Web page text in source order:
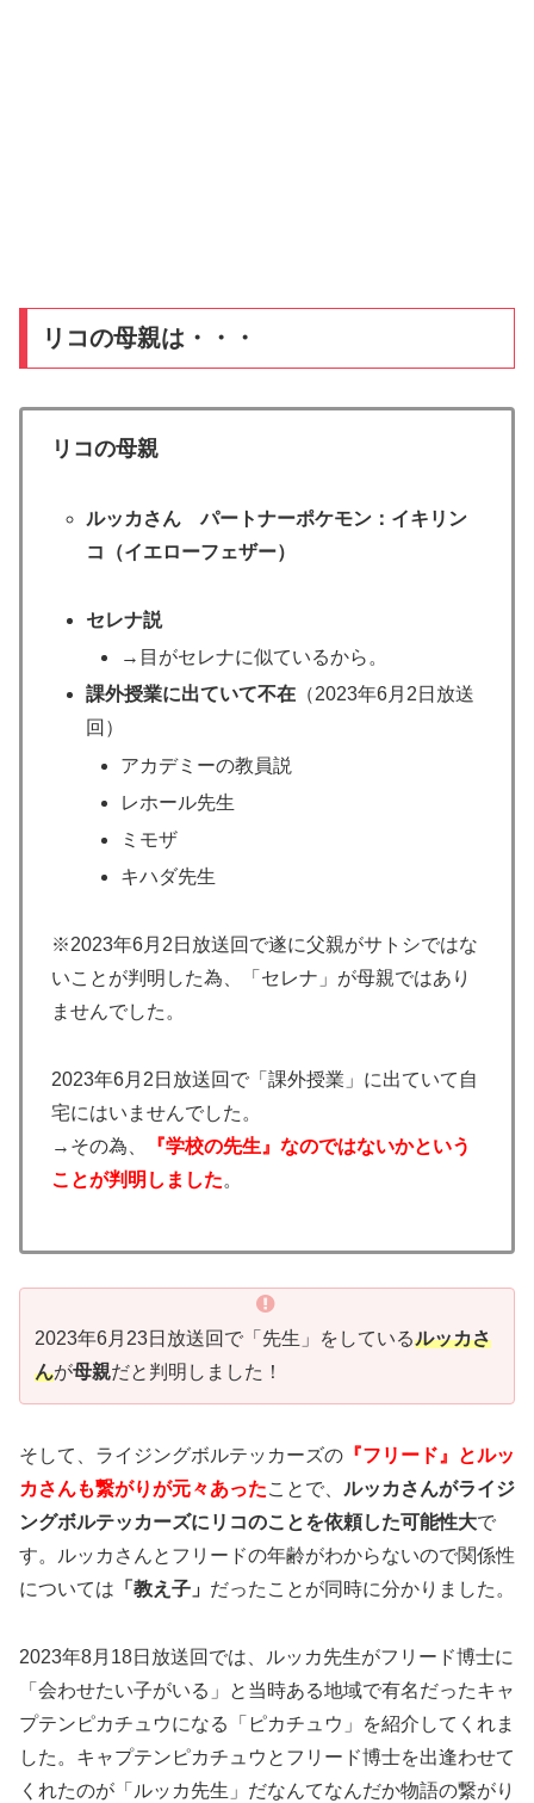
リコの母親は・・・
リコの母親
ルッカ さん パートナーポケモン：イキリン
コ（イエローフェザー）
セレナ説
→目がセレナに似ているから。
課外授業に出ていて不在 （2023年6月2日放送
回）
アカデミーの教員説
レホール先生
ミモザ
キハダ先生
※2023年6月2日放送回で遂に父親がサトシではな
いことが判明した為、「セレナ」が母親ではあり
ませんでした。
2023年6月2日放送回で「課外授業」に出ていて自
宅にはいませんでした。
→その為、
『学校の先生』なのではないかという
ことが判明しました。
2023年6月23日放送回で「先生」をしているルッカさ
んが母親だと判明しました！
そして、ライジングボルテッカーズの 『フリード』とルッ
カさんも繋がりが元々あったことで、 ルッカさんがライジ
ングボルテッカーズにリコのことを依頼した可能性大で
す。ルッカさんとフリードの年齢がわからないので関係性
については 「教え子」 だったことが同時に分かりました。
2023年8月18日放送回では、ルッカ先生がフリード博士に
「会わせたい子がいる」と当時ある地域で有名だったキャ
プテンピカチュウになる「ピカチュウ」を紹介してくれま
した。キャプテンピカチュウとフリード博士を出逢わせて
くれたのが「ルッカ先生」だなんてなんだか物語の繋がり